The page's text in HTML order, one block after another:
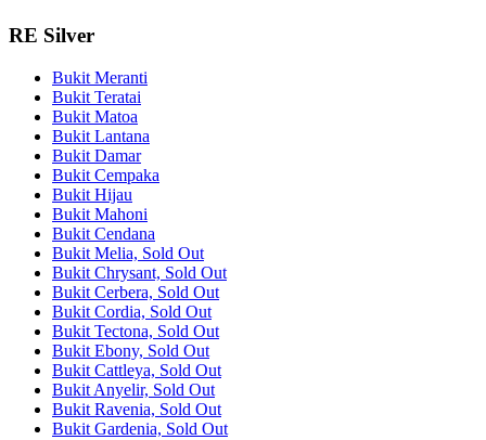
RE Silver
Bukit Meranti
Bukit Teratai
Bukit Matoa
Bukit Lantana
Bukit Damar
Bukit Cempaka
Bukit Hijau
Bukit Mahoni
Bukit Cendana
Bukit Melia, Sold Out
Bukit Chrysant, Sold Out
Bukit Cerbera, Sold Out
Bukit Cordia, Sold Out
Bukit Tectona, Sold Out
Bukit Ebony, Sold Out
Bukit Cattleya, Sold Out
Bukit Anyelir, Sold Out
Bukit Ravenia, Sold Out
Bukit Gardenia, Sold Out